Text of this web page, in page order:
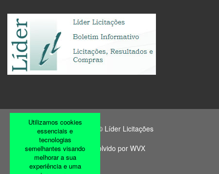
Utilizamos cookies
essenciais e
tecnologias
semelhantes visando
melhorar a sua
experiência e uma
Copyright © Líder Licitações
Desenvolvido por WVX